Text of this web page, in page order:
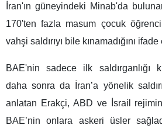
İran'ın güneyindeki Minab'da
170'ten fazla masum çocuk
vahşi saldırıyı bile kınamadığını ifade
BAE'nin sadece ilk saldırganlığı
daha sonra da İran’a yönelik
anlatan Erakçi, ABD ve İsrail
BAE’nin onlara askeri üsler